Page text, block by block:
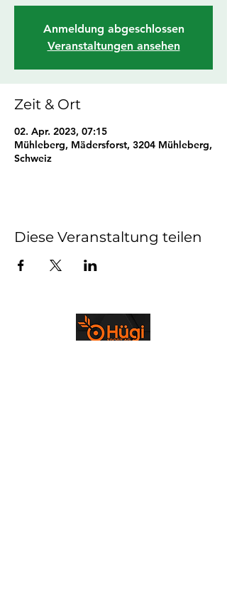
Anmeldung abgeschlossen
Veranstaltungen ansehen
Zeit & Ort
02. Apr. 2023, 07:15
Mühleberg, Mädersforst, 3204 Mühleberg,
Schweiz
Diese Veranstaltung teilen